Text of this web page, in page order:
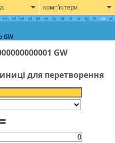
комп'ютери
ms nl no pl pt ro ru sk sl sr tg tr uk vi
GW
GW
для перетворення